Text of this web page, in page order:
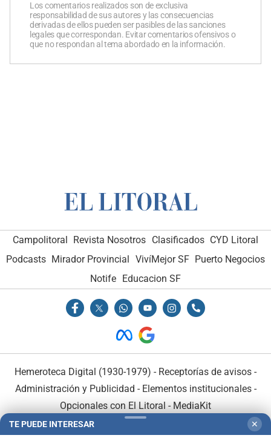
Los comentarios realizados son de exclusiva
responsabilidad de sus autores y las consecuencias
derivadas de ellos pueden ser pasibles de las sanciones
legales que correspondan. Evitar comentarios ofensivos o
que no respondan al tema abordado en la información.
Campolitoral Revista Nosotros Clasificados CYD Litoral
Podcasts Mirador Provincial VivíMejor SF Puerto Negocios
Notife Educacion SF
Hemeroteca Digital (1930-1979) - Receptorías de avisos -
Administración y Publicidad - Elementos institucionales-
Opcionales con El Litoral - MediaKit
TE PUEDE INTERESAR ✕